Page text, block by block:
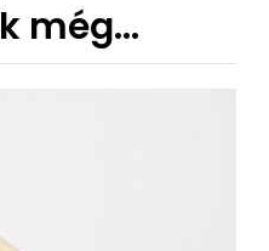
még…